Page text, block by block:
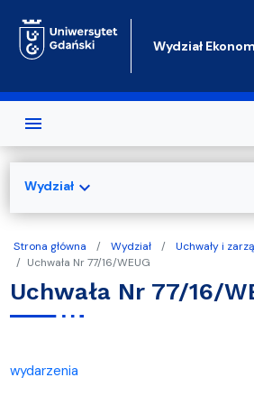
Wydział
Strona główna Wydział
Uchwały i
Uchwała Nr 77/16/WEUG
Uchwała Nr 77/16/
wydarzenia
Wydziałexpand_more